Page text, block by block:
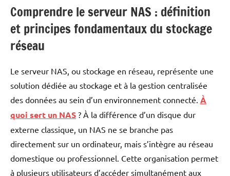
Comprendre le serveur NAS : définition
et principes fondamentaux du stockage
réseau
Le serveur NAS, ou stockage en réseau, représente une
solution dédiée au stockage et à la gestion centralisée
des données au sein d’un environnement connecté. À
quoi sert un NAS ? À la différence d’un disque dur
externe classique, un NAS ne se branche pas
directement sur un ordinateur, mais s’intègre au réseau
domestique ou professionnel. Cette organisation permet
à plusieurs utilisateurs d’accéder simultanément aux